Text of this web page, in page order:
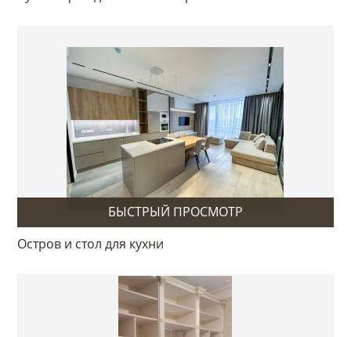
БЫСТРЫЙ ПРОСМОТР
Остров и стол для кухни